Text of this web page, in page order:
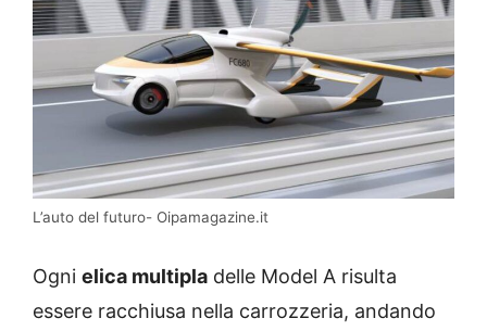
L’auto del futuro- Oipamagazine.it
Ogni elica multipla delle Model A risulta
essere racchiusa nella carrozzeria, andando